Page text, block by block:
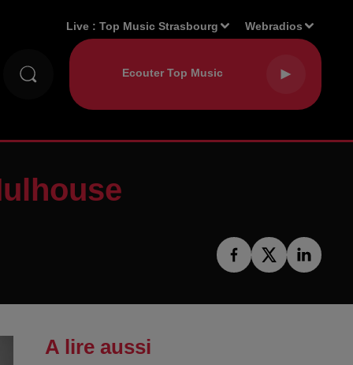
Live :Top Music Strasbourg Webradios
A lire aussi